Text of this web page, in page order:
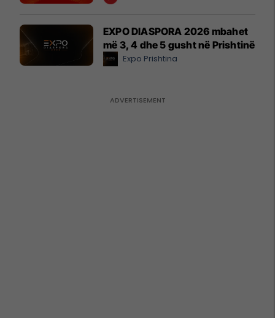
EXPO DIASPORA 2026 mbahet
më 3, 4 dhe 5 gusht në Prishtinë
Expo Prishtina